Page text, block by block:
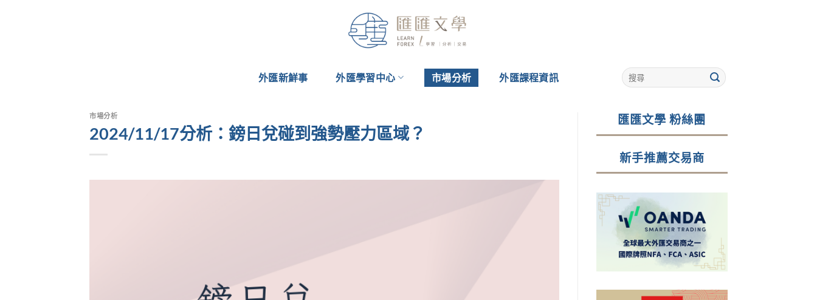
外匯新鮮事 外匯學習中心 市場分析 外匯課程資訊
市場分析
2024/11/17分析：鎊日兌碰到強勢壓力區域？
匯匯文學 粉絲團
新手推薦交易商